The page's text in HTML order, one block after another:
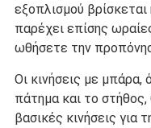
εξοπλισμού
παρέχει επίσης
ωθήσετε την
Οι κινήσεις με
πάτημα και το
βασικές κινήσεις για